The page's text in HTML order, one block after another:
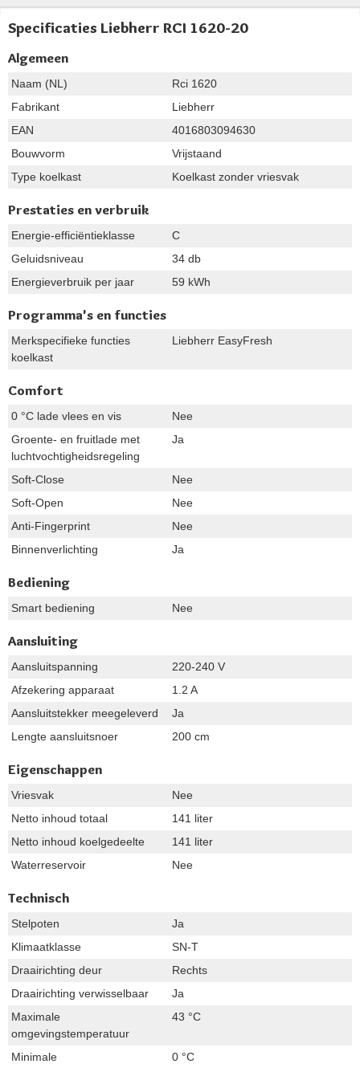
Specificaties Liebherr RCI 1620-20
Algemeen
Naam (NL)
Rci 1620
Fabrikant
Liebherr
EAN
4016803094630
Bouwvorm
Vrijstaand
Type koelkast
Koelkast zonder vriesvak
Prestaties en verbruik
Energie-efficiëntieklasse
C
Geluidsniveau
34 db
Energieverbruik per jaar
59 kWh
Programma's en functies
Merkspecifieke functies
koelkast
Liebherr EasyFresh
Comfort
0 °C lade vlees en vis
Nee
Groente- en fruitlade met
luchtvochtigheidsregeling
Ja
Soft-Close
Nee
Soft-Open
Nee
Anti-Fingerprint
Nee
Binnenverlichting
Ja
Bediening
Smart bediening Nee
Aansluiting
Aansluitspanning
220-240 V
Afzekering apparaat
1.2 A
Aansluitstekker meegeleverd
Ja
Lengte aansluitsnoer
200 cm
Eigenschappen
Vriesvak
Nee
Netto inhoud totaal
141 liter
Netto inhoud koelgedeelte
141 liter
Waterreservoir
Nee
Technisch
Stelpoten
Ja
Klimaatklasse
SN-T
Draairichting deur
Rechts
Draairichting verwisselbaar
Ja
Maximale
omgevingstemperatuur
43 °C
Minimale
0 °C